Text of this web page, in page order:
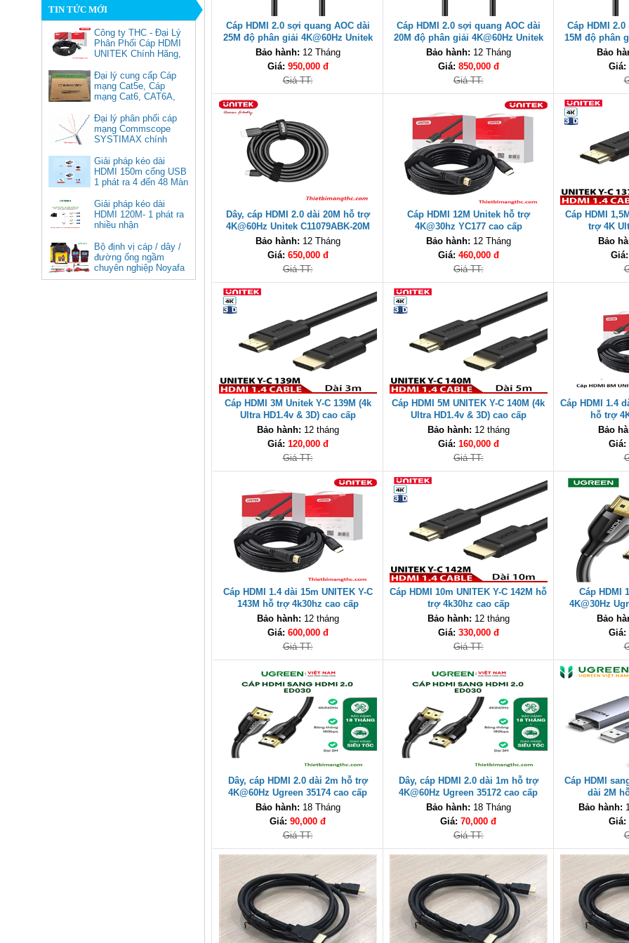
Cáp chuyển USB Type-C sang
Displayport 1.4 độ phân giải
cao cấp
Giá: 350,000 VNĐ
TIN TỨC MỚI
Công ty THC - Đại Lý
Phân Phối Cáp HDMI
UNITEK Chính Hãng,
Đại lý cung cấp Cáp
mạng Cat5e, Cáp
mạng Cat6, CAT6A,
Commscope
Đại lý phân phối cáp
mạng Commscope
SYSTIMAX chính
Giải pháp kéo dài
HDMI 150m cổng USB
1 phát ra 4 đến 48 Màn
Giải pháp kéo dài
HDMI 120M- 1 phát ra
nhiều nhận
Bộ định vị cáp / dây /
đường ống ngầm
chuyên nghiệp Noyafa
NF-826
Cáp HDMI 2.0 sợi quang AOC dài
25M độ phân giải 4K@60Hz Unitek
C11072BK-25M cao cấp
Bảo hành: 12 Tháng
Giá: 950,000 đ
Giá TT:
Cáp HDMI 2.0 sợi quang AOC dài
20M độ phân giải 4K@60Hz Unitek
C11072BK-20M cao cấp
Bảo hành: 12 Tháng
Giá: 850,000 đ
Giá TT:
Cáp HDMI
15M độ phân
Bảo
Giá:
Dây, cáp HDMI 2.0 dài 20M hỗ trợ
4K@60Hz Unitek C11079ABK-20M
hàng cao cấp
Bảo hành: 12 Tháng
Giá: 650,000 đ
Giá TT:
Cáp HDMI 12M Unitek hỗ trợ
4K@30hz YC177 cao cấp
Bảo hành: 12 Tháng
Giá: 460,000 đ
Giá TT:
Cáp HDMI
trợ 4K
Bảo
Cáp HDMI 3M Unitek Y-C 139M (4k
Ultra HD1.4v & 3D) cao cấp
Bảo hành: 12 tháng
Giá: 120,000 đ
Giá TT:
Cáp HDMI 5M UNITEK Y-C 140M (4k
Ultra HD1.4v & 3D) cao cấp
Bảo hành: 12 tháng
Giá: 160,000 đ
Giá TT:
Cáp HDMI 1.4
hỗ trợ
Bảo
Giá:
Cáp HDMI 1.4 dài 15m UNITEK Y-C
143M hỗ trợ 4k30hz cao cấp
Bảo hành: 12 tháng
Giá: 600,000 đ
Giá TT:
Cáp HDMI 10m UNITEK Y-C 142M hỗ
trợ 4k30hz cao cấp
Bảo hành: 12 tháng
Giá: 330,000 đ
Giá TT:
Cáp HDMI
4K@30Hz
Bảo
Giá:
Dây, cáp HDMI 2.0 dài 2m hỗ trợ
4K@60Hz Ugreen 35174 cao cấp
Bảo hành: 18 Tháng
Giá: 90,000 đ
Giá TT:
Dây, cáp HDMI 2.0 dài 1m hỗ trợ
4K@60Hz Ugreen 35172 cao cấp
Bảo hành: 18 Tháng
Giá: 70,000 đ
Giá TT:
Cáp HDMI
dài 2M
1080P@120Hz
Bảo hành:
Giá: